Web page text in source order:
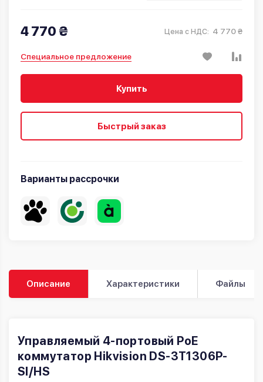
4 770 ₴ Цена с НДС: 4 770 ₴
Специальное предложение
Купить
Быстрый заказ
Варианты рассрочки
Описание Характеристики Файлы
Управляемый 4-портовый PoE
коммутатор Hikvision DS-3T1306P-
SI/HS